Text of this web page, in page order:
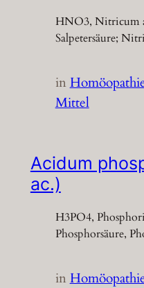
HNO3, Nitricum
Salpetersäure;
in
Mittel
Acidum
ac.)
H3PO4,
Phosphorsäure,
in